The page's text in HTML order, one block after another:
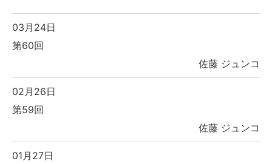
03月24日
第60回
佐藤 ジュンコ
02月26日
第59回
佐藤 ジュンコ
01月27日